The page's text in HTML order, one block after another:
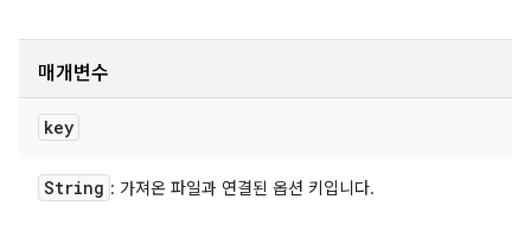
매개변수
key
String : 가져온 파일과 연결된 옵션 키입니다.